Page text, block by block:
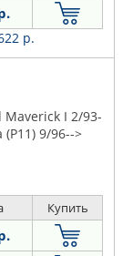
р.
I 2/93-
9/96-->
Купить